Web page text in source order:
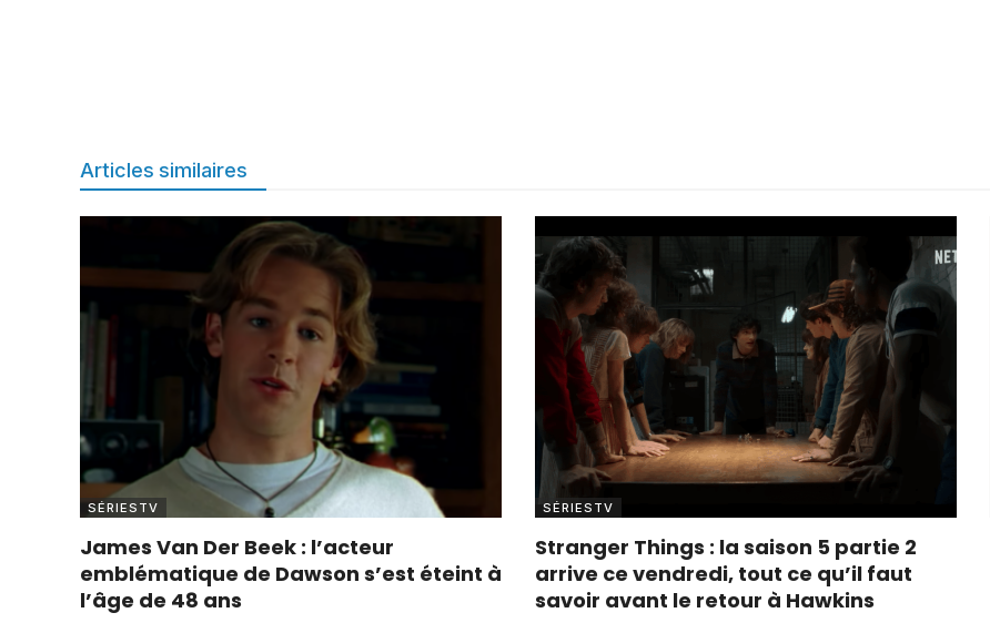
Articles similaires
SÉRIESTV
James Van Der Beek : l’acteur
emblématique de Dawson s’est éteint à
l’âge de 48 ans
SÉRIESTV
Stranger Things : la saison 5 partie 2
arrive ce vendredi, tout ce qu’il faut
savoir avant le retour à Hawkins